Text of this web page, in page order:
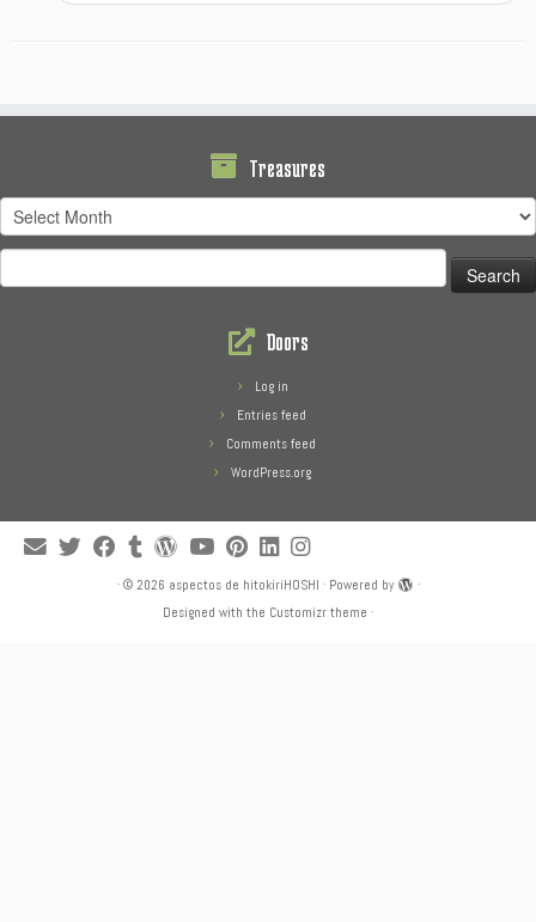
Treasures
Treasures
for:
Doors
Log in
Entries feed
Comments feed
WordPress.org
· © 2026 aspectos de hitokiriHOSHI · Powered by
·
Designed with the Customizr theme ·